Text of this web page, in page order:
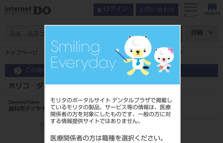
モリタのポータルサイト デンタルプラザで掲載し
ているモリタの製品、サービス等の情報は、医療
関係者の方を対象にしたものです。一般の方に対
する情報提供サイトではありません。
医療関係者の方は職種を選択ください。
ログイン お問い合わせ
メニュー
詳細
トップページ ホリコ ダイヤモンドポイント FG 7入 277F018
この商品に関するお問い合わせ
ホリコ ダイヤモンドポイント FG 7入 277F018
Diamond Points
歯科用ダイヤモンドバー
206510405